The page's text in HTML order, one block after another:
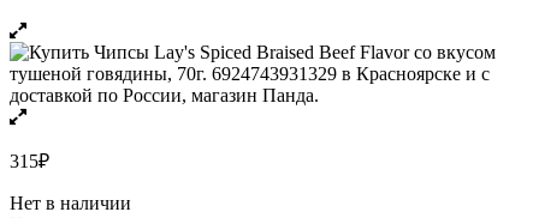
315₽
Нет в наличии